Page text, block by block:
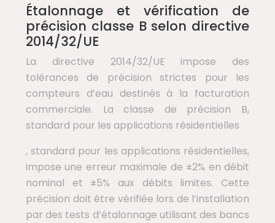
Étalonnage et vérification de
précision classe B selon directive
2014/32/UE
La directive 2014/32/UE impose des
tolérances de précision strictes pour les
compteurs d’eau destinés à la facturation
commerciale. La classe de précision B,
standard pour les applications résidentielles
, standard pour les applications résidentielles,
impose une erreur maximale de ±2% en débit
nominal et ±5% aux débits limites. Cette
précision doit être vérifiée lors de l’installation
par des tests d’étalonnage utilisant des bancs